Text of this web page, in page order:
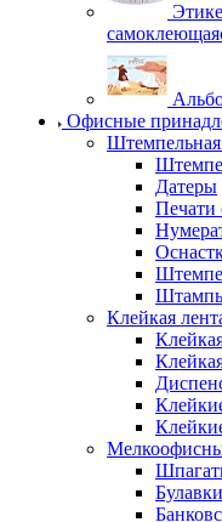
Офисные
Датеры
Печати
Клейкая